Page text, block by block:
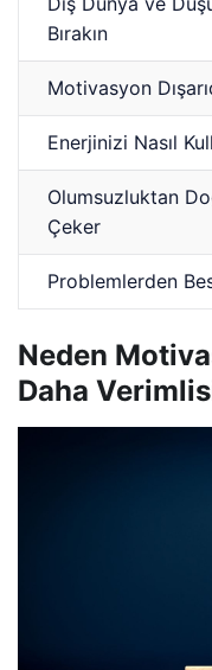
Bırakın
Motivasyon
Enerjinizi Nasıl
Olumsuzluktan
Çeker
Problemlerden
Neden
Daha